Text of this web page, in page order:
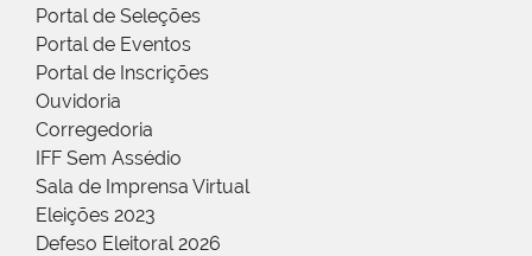
Portal de Seleções
Portal de Eventos
Portal de Inscrições
Ouvidoria
Corregedoria
IFF Sem Assédio
Sala de Imprensa Virtual
Eleições 2023
Defeso Eleitoral 2026